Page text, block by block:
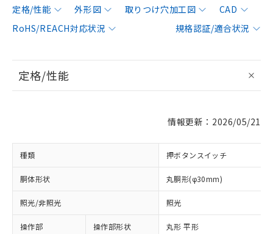
定格/性能 外形図 取りつけ穴加工図
CAD
RoHS/REACH対応状況
規格認証/適合状況
定格/性能
情報更新：2026/05/21
種類 押ボタンスイッチ
胴体形状 丸胴形(φ30mm)
照光/非照光 照光
操作部 操作部形状 丸形 平形